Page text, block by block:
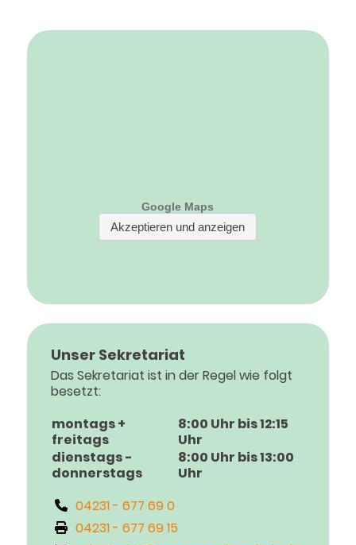
Unser Sekretariat
Das Sekretariat ist in der Regel wie folgt
besetzt:
montags +
freitags
8:00 Uhr bis 12:15
Uhr
dienstags -
donnerstags
8:00 Uhr bis 13:00
Uhr
04231 - 677 69 0
04231 - 677 69 15